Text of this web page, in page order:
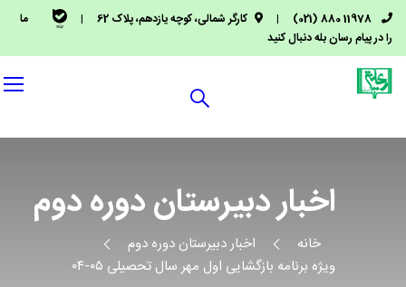
| کارگر شمالی، کوچه یازدهم، پلاک 62 |
ما
را در پیام رسان بله دنبال کنید
اخبار دبیرستان دوره دوم
خانه
اخبار دبیرستان دوره دوم
ویژه برنامه بازگشایی اول مهر سال تحصیلی ۰۵-۰۴